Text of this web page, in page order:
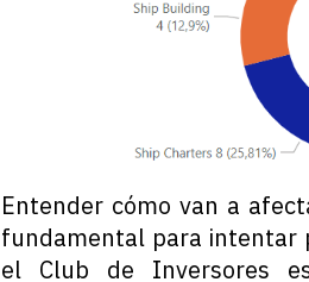
Entender cómo van a
fundamental para intentar
el Club de Inversores